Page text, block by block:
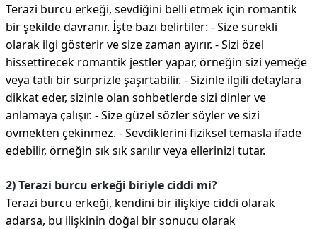
Terazi burcu erkeği, sevdiğini belli etmek için romantik
bir şekilde davranır. İşte bazı belirtiler: - Size sürekli
olarak ilgi gösterir ve size zaman ayırır. - Sizi özel
hissettirecek romantik jestler yapar, örneğin sizi yemeğe
veya tatlı bir sürprizle şaşırtabilir. - Sizinle ilgili detaylara
dikkat eder, sizinle olan sohbetlerde sizi dinler ve
anlamaya çalışır. - Size güzel sözler söyler ve sizi
övmekten çekinmez. - Sevdiklerini fiziksel temasla ifade
edebilir, örneğin sık sık sarılır veya ellerinizi tutar.
2) Terazi burcu erkeği biriyle ciddi mi?
Terazi burcu erkeği, kendini bir ilişkiye ciddi olarak
adarsa, bu ilişkinin doğal bir sonucu olarak